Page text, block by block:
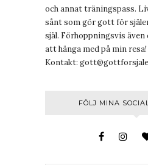
och annat träningspass.
sånt som gör gott för
själ. Förhoppningsvis även
att hänga med på min resa!
Kontakt:
FÖLJ MINA